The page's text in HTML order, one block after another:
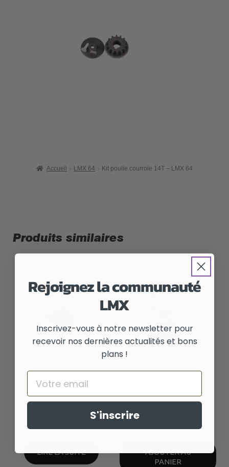
Accueil LMX 64 Kit poulie courroie 14T – LMX 64
Produits similaires
Headset Jeu de direction –
LMX 64 / LMX 56
LIRE LA SUITE
LMX 161
AJOUTER AU
PANIER
Rejoignez la communauté
LMX
Inscrivez-vous à notre newsletter pour
recevoir nos dernières actualités et bons
plans !
Email
S'inscrire